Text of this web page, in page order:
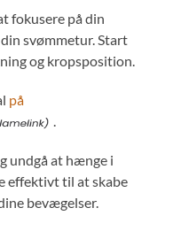
fokusere på din
svømmetur. Start
og kropsposition.
på
undgå at hænge i
effektivt til at skabe
bevægelser.